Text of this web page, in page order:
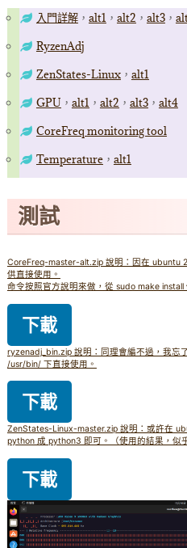
入門詳解， alt1 ， alt2 ， alt3，
RyzenAdj
ZenStates-Linux， alt1
GPU ， alt1 ， alt2 ， alt3， alt4
CoreFreq monitoring tool
Temperature， alt1
測試
CoreFreq-master-alt.zip 說明：因在 ubuntu
供直接使用。
命令按照官方說明來做，從 sudo make install
下載
ryzenadj_bin.zip 說明：同理會編不過，我忘
/usr/bin/ 下直接使用。
下載
ZenStates-Linux-master.zip 說明：或許在
python 成 python3 即可。（使用的結果，似
下載